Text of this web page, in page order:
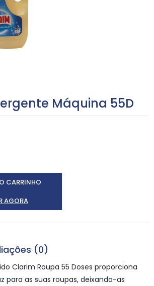
Máquina 55D
CARRINHO
AGORA
(0)
Clarim Roupa 55 Doses proporciona
para as suas roupas, deixando-as